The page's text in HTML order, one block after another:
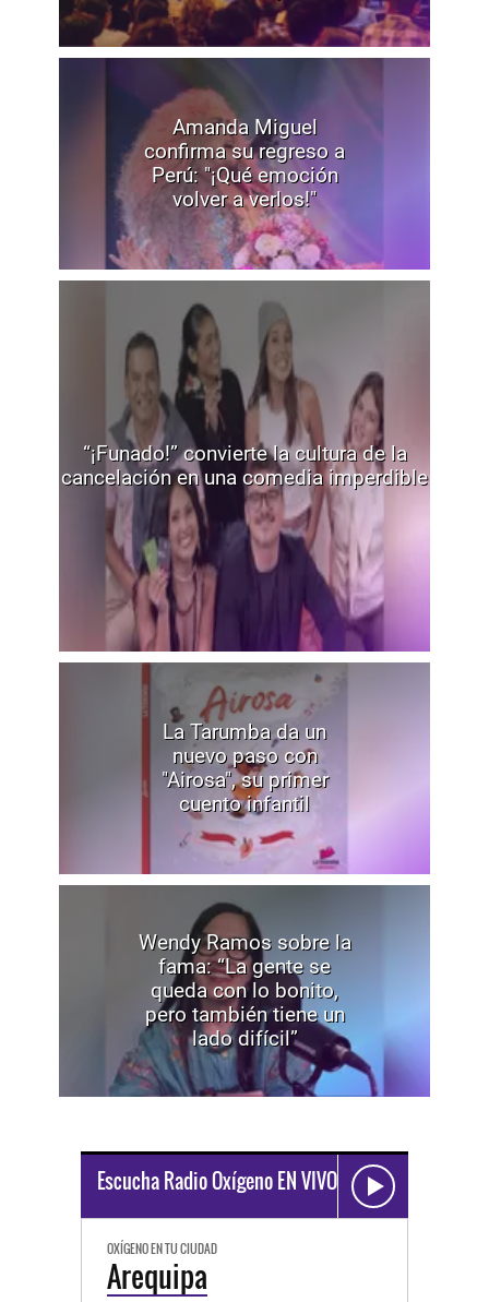
Amanda Miguel
confirma su regreso a
Perú: "¡Qué emoción
volver a verlos!"
“¡Funado!” convierte la cultura de la
cancelación en una comedia imperdible
La Tarumba da un
nuevo paso con
"Airosa", su primer
cuento infantil
Wendy Ramos sobre la
fama: “La gente se
queda con lo bonito,
pero también tiene un
lado difícil”
Escucha Radio Oxígeno EN VIVO
OXÍGENO EN TU CIUDAD
Arequipa